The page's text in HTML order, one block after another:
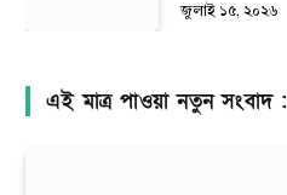
জুলাই ১৫, ২০২৬
এই মাত্র পাওয়া নতুন সংবাদ :